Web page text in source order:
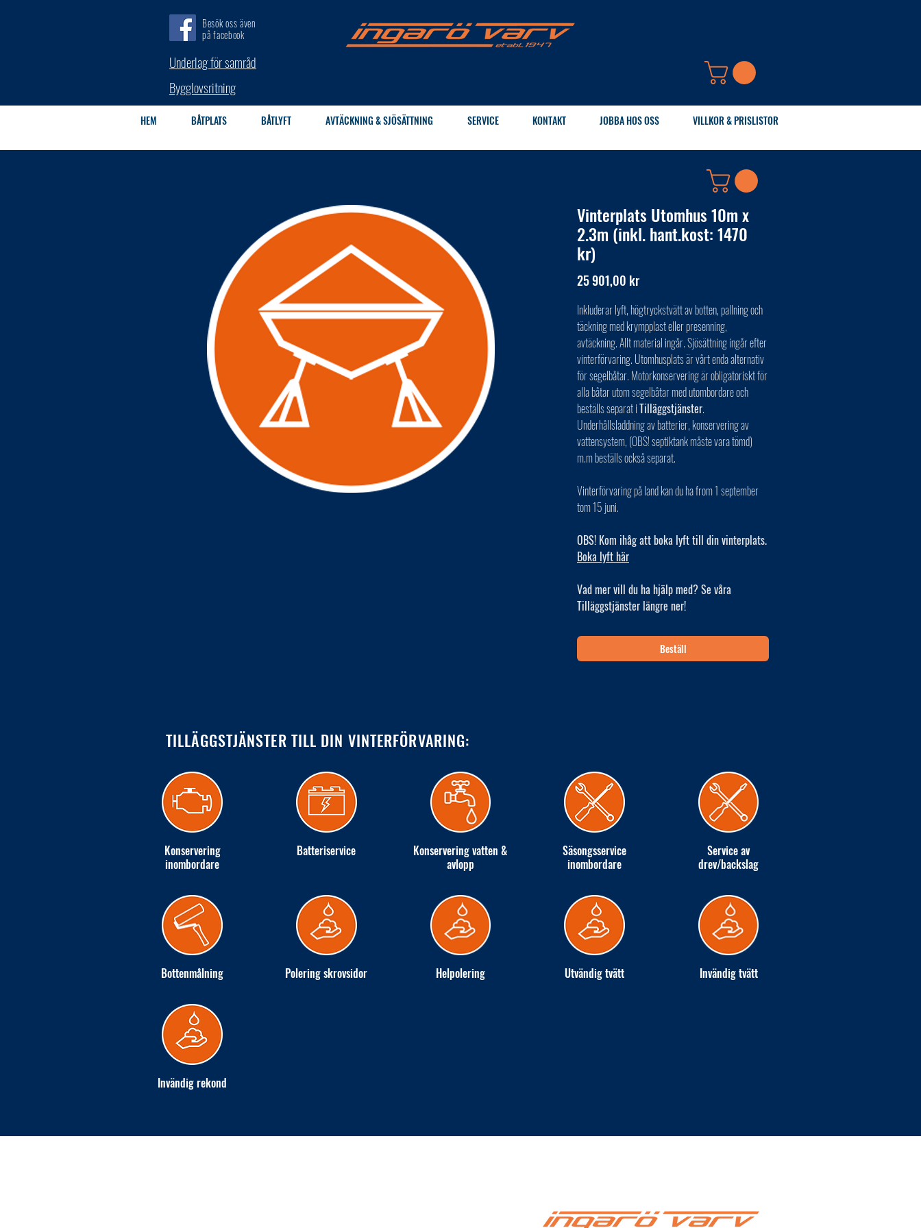
Besök oss även
på facebook
Underlag för samråd
Bygglovsritning
HEM BÅTPLATS BÅTLYFT AVTÄCKNING & SJÖSÄTTNING SERVICE KONTAKT JOBBA HOS OSS VILLKOR & PRISLISTOR
TILLÄGGSTJÄNSTER TILL DIN VINTERFÖRVARING:
Konservering
inombordare
Batteriservice
Konservering vatten &
avlopp
Säsongsservice
inombordare
Service av
drev/backslag
Bottenmålning Polering skrovsidor Helpolering Utvändig tvätt Invändig tvätt
Invändig rekond
Vinterplats Utomhus 10m x
2.3m (inkl. hant.kost: 1470
kr)
25 901,00 krPris
Inkluderar lyft, högtryckstvätt av botten, pallning och
täckning med krympplast eller presenning,
avtäckning. Allt material ingår. Sjösättning ingår efter
vinterförvaring. Utomhusplats är vårt enda alternativ
för segelbåtar. Motorkonservering är obligatoriskt för
alla båtar utom segelbåtar med utombordare och
beställs separat iTilläggstjänster.
Underhållsladdning av batterier, konservering av
vattensystem, (OBS! septiktank måste vara tömd)
m.m beställs också separat.
Vinterförvaring på land kan du ha from 1 september
tom 15 juni.
OBS! Kom ihåg att boka lyft till din vinterplats.
Boka lyft här
Vad mer vill du ha hjälp med? Se våra
Tilläggstjänster längre ner!
Beställ